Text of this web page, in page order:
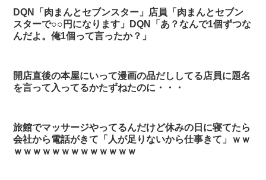
DQN「肉まんとセブンスター」店員「肉まんとセブン
スターで○○円になります」DQN「あ？なんで1個ずつな
んだよ。俺1個って言ったか？」
開店直後の本屋にいって漫画の品だししてる店員に題名
を言って入ってるかたずねたのに・・・
旅館でマッサージやってるんだけど休みの日に寝てたら
会社から電話がきて「人が足りないから仕事きて」ｗｗ
ｗｗｗｗｗｗｗｗｗｗｗｗｗ